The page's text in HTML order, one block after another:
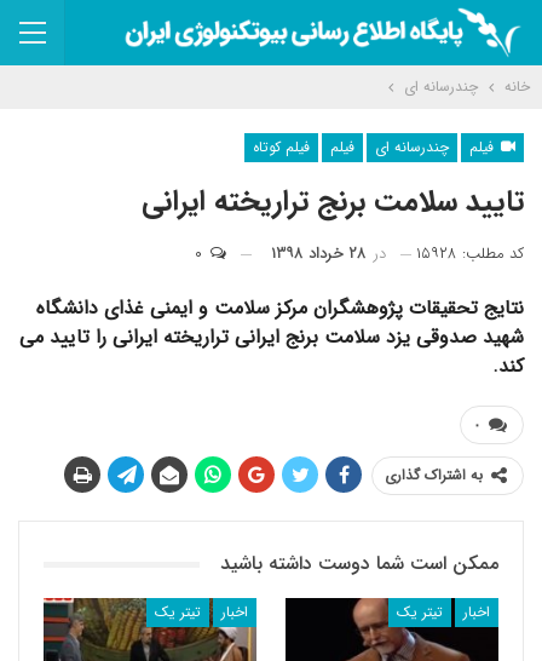
خانه چندرسانه ای
فیلم چندرسانه ای فیلم فیلم کوتاه
تایید سلامت برنج تراریخته ایرانی
کد مطلب: ۱۵۹۲۸ در ۲۸ خرداد ۱۳۹۸
نتایج تحقیقات پژوهشگران مرکز سلامت و ایمنی غذای دانشگاه
شهید صدوقی یزد سلامت برنج ایرانی تراریخته ایرانی را تایید می
کند.
۰
به اشتراک گذاری
ممکن است شما دوست داشته باشید
اخبار تیتر یک اخبار تیتر یک